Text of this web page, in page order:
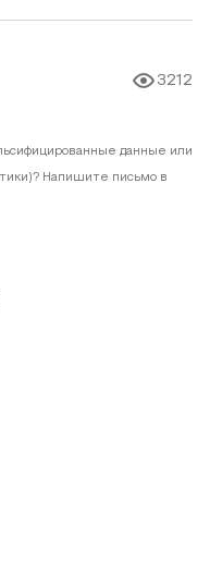
3212
данные или
Напишите письмо в